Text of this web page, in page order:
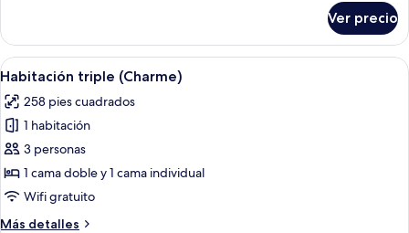
doble
superior
Ver precio
Abrir
todas
las
fotos
de
Habitación
triple
Habitación de hotel con una cama
7
Habitación triple (Charme)
258 pies cuadrados
1 habitación
3 personas
1 cama doble y 1 cama individual
Wifi gratuito
Más detalles
Más